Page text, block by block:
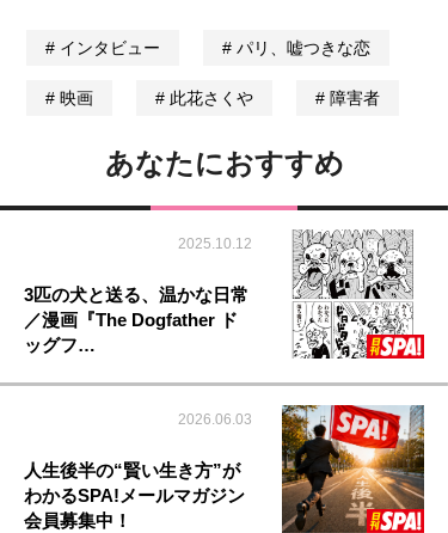
インタビュー パリ、嘘つきな恋
映画 此花さくや 障害者
あなたにおすすめ
2025.10.12
3匹の犬と送る、温かな日常
／漫画『The Dogfather ド
ッグフ…
2026.06.03
人生後半の“賢い生き方”が
わかるSPA!メールマガジン
会員募集中！